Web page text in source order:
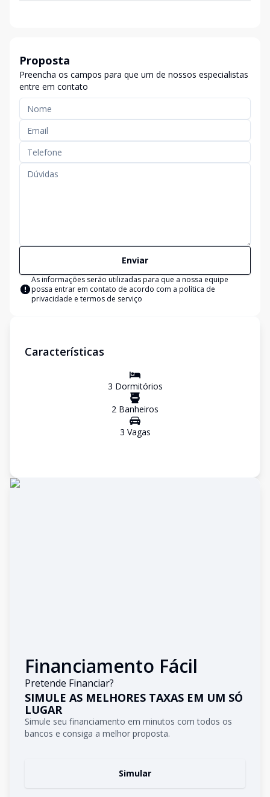
Proposta
Preencha os campos para que um de nossos especialistas
entre em contato
Enviar
As informações serão utilizadas para que a nossa equipe
possa entrar em contato de acordo com a política de
privacidade e termos de serviço
Características
3 Dormitórios
2 Banheiros
3 Vagas
Financiamento Fácil
Pretende Financiar?
SIMULE AS MELHORES TAXAS EM UM SÓ
LUGAR
Simule seu financiamento em minutos com todos os
bancos e consiga a melhor proposta.
Simular